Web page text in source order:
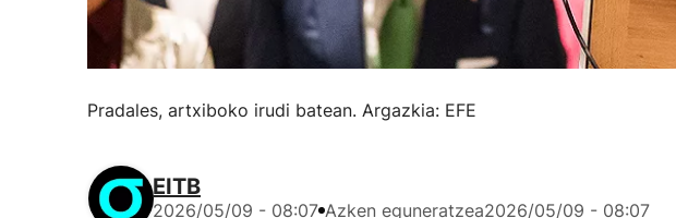
Pradales, artxiboko irudi batean. Argazkia: EFE
EITB
2026/05/09 - 08:07 Azken eguneratzea2026/05/09 - 08:07